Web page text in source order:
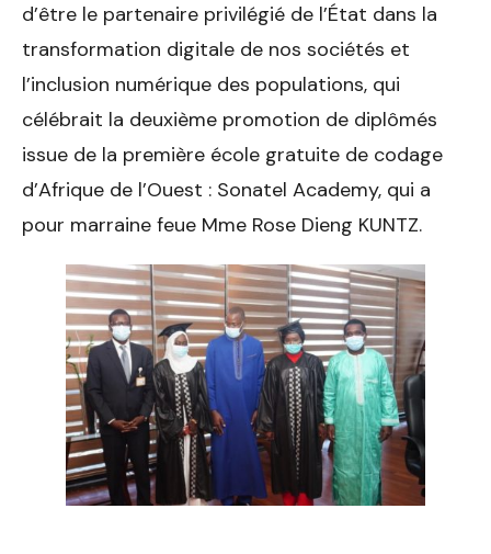
d’être le partenaire privilégié de l’État dans la
transformation digitale de nos sociétés et
l’inclusion numérique des populations, qui
célébrait la deuxième promotion de diplômés
issue de la première école gratuite de codage
d’Afrique de l’Ouest : Sonatel Academy, qui a
pour marraine feue Mme Rose Dieng KUNTZ.